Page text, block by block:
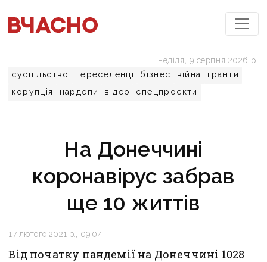
суспільство переселенці бізнес війна
гранти
корупція
нардепи відео спецпроєкти
неділя, 9 серпня 2026 р.
На Донеччині
коронавірус забрав
ще 10 життів
17 лютого 2021 р., 09:04
Від початку пандемії на Донеччині 1028